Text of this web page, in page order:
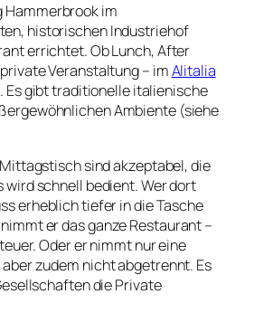
Hammerbrook im
historischen Industriehof
errichtet. Ob Lunch, After
Veranstaltung – imAlitalia
Es gibt traditionelle italienische
Ambiente (siehe
sind akzeptabel, die
wird schnell bedient. Wer dort
erheblich tiefer in die Tasche
er das ganze Restaurant –
Oder er nimmt nur eine
aber zudem nicht abgetrennt. Es
die Private